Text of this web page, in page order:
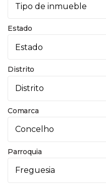
Estado
Distrito
Comarca
Parroquia